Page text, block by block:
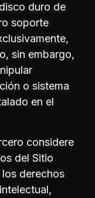
duro de
soporte
sin embargo,
o sistema
en el
considere
del Sitio
derechos